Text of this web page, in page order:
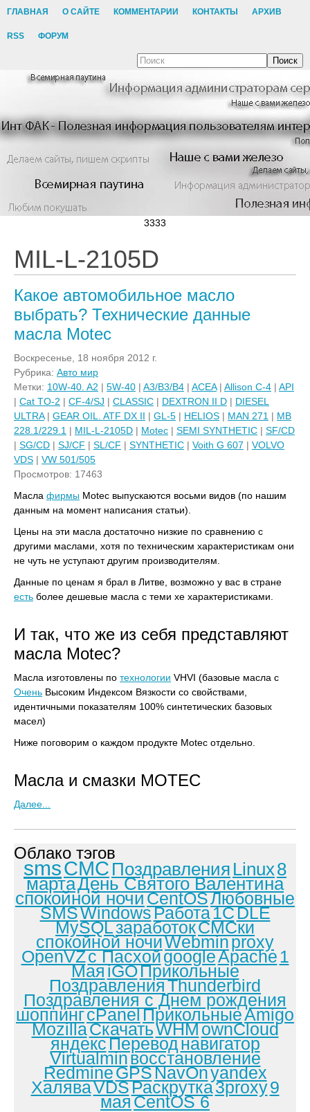
ГЛАВНАЯ О САЙТЕ КОММЕНТАРИИ КОНТАКТЫ АРХИВ
RSS ФОРУМ
Поиск
3333
MIL-L-2105D
Какое автомобильное масло
выбрать? Технические данные
масла Motec
Воскресенье, 18 ноября 2012 г.
Рубрика: Авто мир
Метки: 10W-40. A2 | 5W-40 | A3/B3/B4 | ACEA| Allison C-4 | API
| Cat TO-2 | CF-4/SJ | CLASSIC | DEXTRON II D | DIESEL
ULTRA| GEAR OIL. ATF DX II | GL-5 | HELIOS | MAN 271 | MB
228.1/229.1 | MIL-L-2105D | Motec | SEMI SYNTHETIC | SF/CD
| SG/CD | SJ/CF | SL/CF | SYNTHETIC | Voith G 607 | VOLVO
VDS | VW 501/505
Просмотров: 17463
Масла фирмы Motec выпускаются восьми видов (по нашим
данным на момент написания статьи).
Цены на эти масла достаточно низкие по сравнению с
другими маслами, хотя по техническим характеристикам они
не чуть не уступают другим производителям.
Данные по ценам я брал в Литве, возможно у вас в стране
есть более дешевые масла с теми хе характеристиками.
И так, что же из себя представляют
масла Motec?
Масла изготовлены по технологии VHVI (базовые масла с
Очень Высоким Индексом Вязкости со свойствами,
идентичными показателям 100% синтетических базовых
масел)
Ниже поговорим о каждом продукте Motec отдельно.
Масла и cмазки MOTEC
Далее...
Облако тэгов
smsСМС Поздравления Linux8
мартаДень Святого Валентина
спокойной ночиCentOSЛюбовные
SMSWindowsРабота1СDLE
MySQLзаработокСМСки
спокойной ночиWebminproxy
OpenVZс ПасхойgoogleApache 1
МаяiGOПрикольные
ПоздравленияThunderbird
Поздравления с Днем рождения
шоппингcPanelПрикольныеAmigo
MozillaСкачатьWHMownCloud
яндексПереводнавигатор
Virtualminвосстановление
RedmineGPSNavOnyandex
ХаляваVDSРаскрутка3proxy9
маяCentOS 6